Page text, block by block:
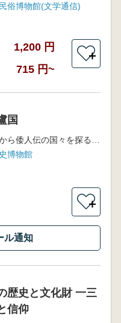
俗博物館(文学通信)
1,200 円
715 円~
＋
国
博物館
＋
ル通知
史と文化財 一三
信仰